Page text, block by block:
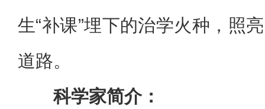
生“补课”埋下的治学火种，照
道路。
科学家简介：